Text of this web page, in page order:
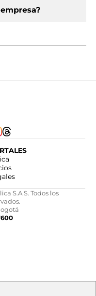
S.A.S. Todos los